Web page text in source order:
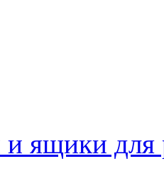
ящики для